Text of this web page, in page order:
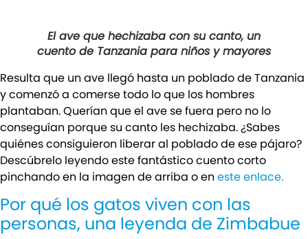
El ave que hechizaba con su canto, un
cuento de Tanzania para niños y mayores
Resulta que un ave llegó hasta un poblado de Tanzania
y comenzó a comerse todo lo que los hombres
plantaban. Querían que el ave se fuera pero no lo
conseguían porque su canto les hechizaba. ¿Sabes
quiénes consiguieron liberar al poblado de ese pájaro?
Descúbrelo leyendo este fantástico cuento corto
pinchando en la imagen de arriba o eneste enlace.
Por qué los gatos viven con las
personas, una leyenda de Zimbabue